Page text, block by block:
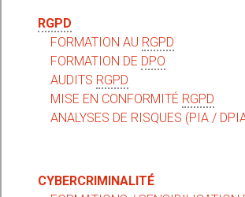
RGPD
FORMATION AU RGPD
FORMATION DE DPO
AUDITS RGPD
MISE EN CONFORMITÉ RGPD
ANALYSES DE RISQUES (PIA /
CYBERCRIMINALITÉ